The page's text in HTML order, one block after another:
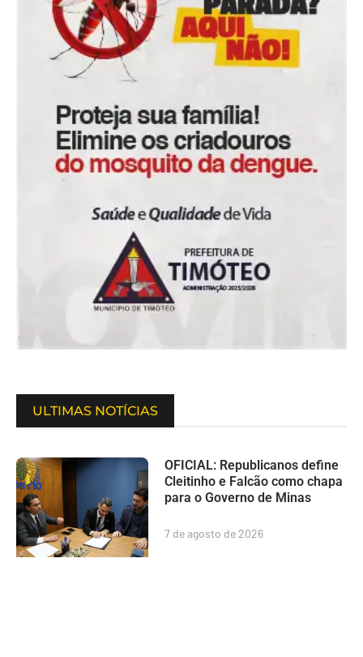
ULTIMAS NOTÍCIAS
OFICIAL: Republicanos define
Cleitinho e Falcão como chapa
para o Governo de Minas
7 de agosto de 2026